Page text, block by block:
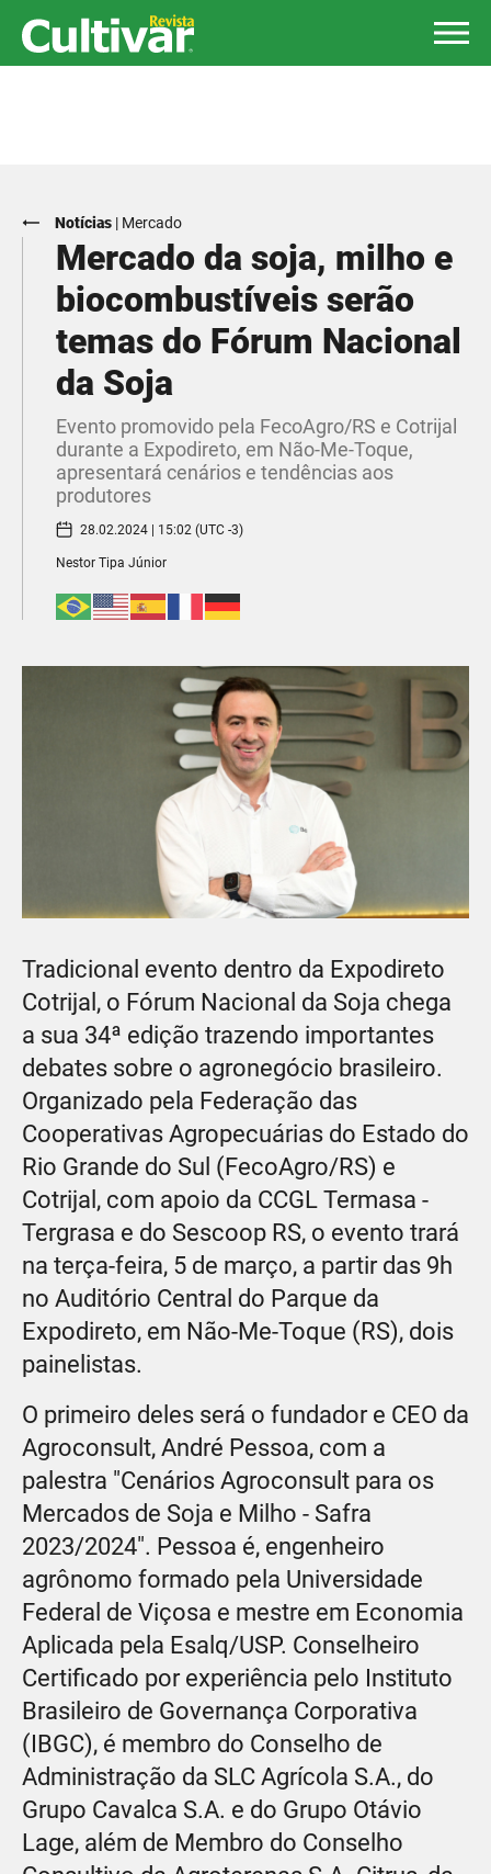
Notícias | Mercado
Mercado da soja, milho e
biocombustíveis serão
temas do Fórum Nacional
da Soja
Evento promovido pela FecoAgro/RS e Cotrijal
durante a Expodireto, em Não-Me-Toque,
apresentará cenários e tendências aos
produtores
28.02.2024 | 15:02 (UTC -3)
Nestor Tipa Júnior
Tradicional evento dentro da Expodireto
Cotrijal, o Fórum Nacional da Soja chega
a sua 34ª edição trazendo importantes
debates sobre o agronegócio brasileiro.
Organizado pela Federação das
Cooperativas Agropecuárias do Estado do
Rio Grande do Sul (FecoAgro/RS) e
Cotrijal, com apoio da CCGL Termasa -
Tergrasa e do Sescoop RS, o evento trará
na terça-feira, 5 de março, a partir das 9h
no Auditório Central do Parque da
Expodireto, em Não-Me-Toque (RS), dois
painelistas.
O primeiro deles será o fundador e CEO da
Agroconsult, André Pessoa, com a
palestra "Cenários Agroconsult para os
Mercados de Soja e Milho - Safra
2023/2024". Pessoa é, engenheiro
agrônomo formado pela Universidade
Federal de Viçosa e mestre em Economia
Aplicada pela Esalq/USP. Conselheiro
Certificado por experiência pelo Instituto
Brasileiro de Governança Corporativa
(IBGC), é membro do Conselho de
Administração da SLC Agrícola S.A., do
Grupo Cavalca S.A. e do Grupo Otávio
Lage, além de Membro do Conselho